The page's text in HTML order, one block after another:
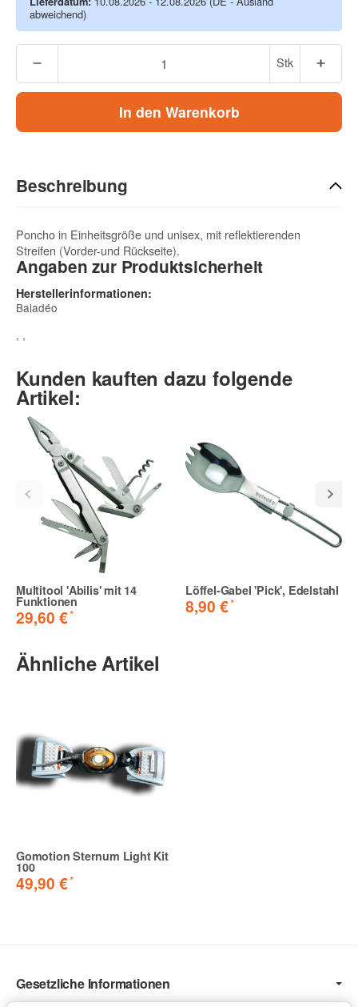
abweichend)
Stk
In den Warenkorb
Beschreibung
Poncho in Einheitsgröße und unisex, mit reflektierenden
Streifen (Vorder-und Rückseite).
Angaben zur Produktsicherheit
Herstellerinformationen:
Baladéo
, ,
Kunden kauften dazu folgende
Artikel:
Multitool 'Abilis' mit 14
Funktionen
29,60 €*
Löffel-Gabel 'Pick', Edelstahl
8,90 €*
Ähnliche Artikel
Gomotion Sternum Light Kit
100
49,90 €*
Gesetzliche Informationen